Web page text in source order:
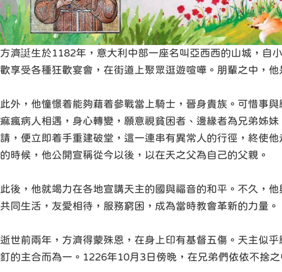
方濟誔生於1182年，意大利中部一座名叫亞西西的山城，自
歡享受各種狂歡宴會，在街道上聚眾逛遊喧嘩。朋輩之中，
此外，他憧憬着能夠藉着參戰當上騎士，晉身貴族。可惜事
痲瘋病人相遇，身心轉變，願意視貧困者、邊緣者為兄弟姊
請，便立即着手重建破堂，這一連串有異常人的行徑，終使
的時候，他公開宣稱從今以後，以在天之父為自己的父親。
此後，他就竭力在各地宣講天主的國與福音的和平。不久，
共同生活，友愛相待，服務窮困，成為當時教會革新的力量。
逝世前兩年，方濟得蒙殊恩，在身上印有基督五傷。天主似
釘的主合而為一。1226年10月3日傍晚，在兄弟們依依不捨